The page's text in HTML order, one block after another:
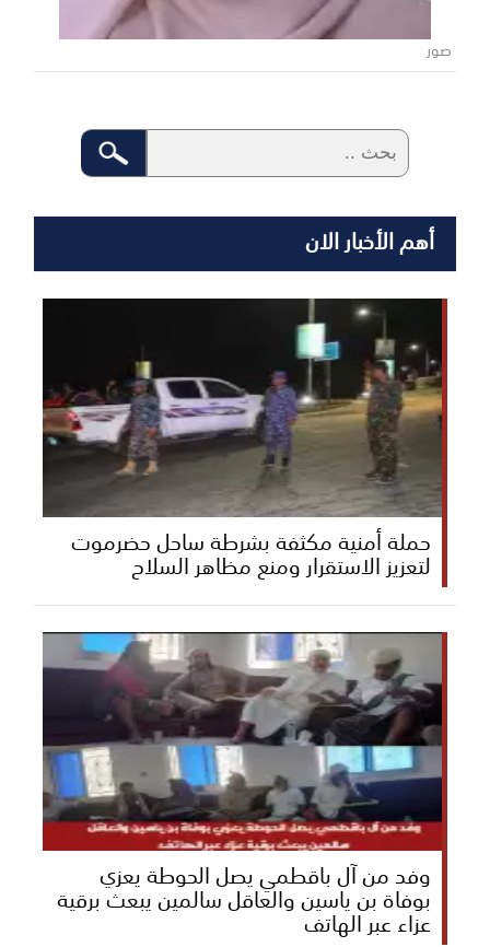
صور
أهم الأخبار الان
حملة أمنية مكثفة بشرطة ساحل حضرموت
لتعزيز الاستقرار ومنع مظاهر السلاح
وفد من آل باقطمي يصل الحوطة يعزي
بوفاة بن ياسين والعاقل سالمين يبعث برقية
عزاء عبر الهاتف